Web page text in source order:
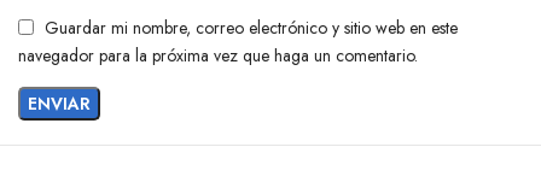
Guardar mi nombre, correo electrónico y sitio web en este
navegador para la próxima vez que haga un comentario.